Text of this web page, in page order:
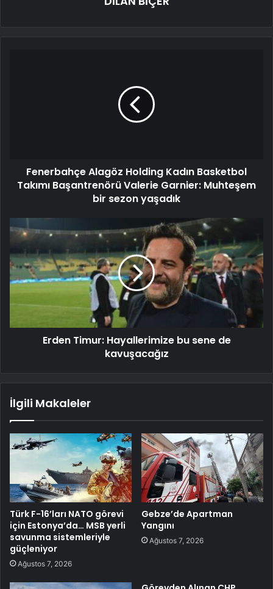
Fenerbahçe Alagöz Holding Kadın Basketbol
Takımı Başantrenörü Valerie Garnier: Muhteşem
bir sezon yaşadık
Erden Timur: Hayallerimize bu sene de
kavuşacağız
İlgili Makaleler
Türk F-16’ları NATO görevi
için Estonya’da… MSB yerli
savunma sistemleriyle
güçleniyor
Ağustos 7, 2026
Gebze’de Apartman
Yangını
Ağustos 7, 2026